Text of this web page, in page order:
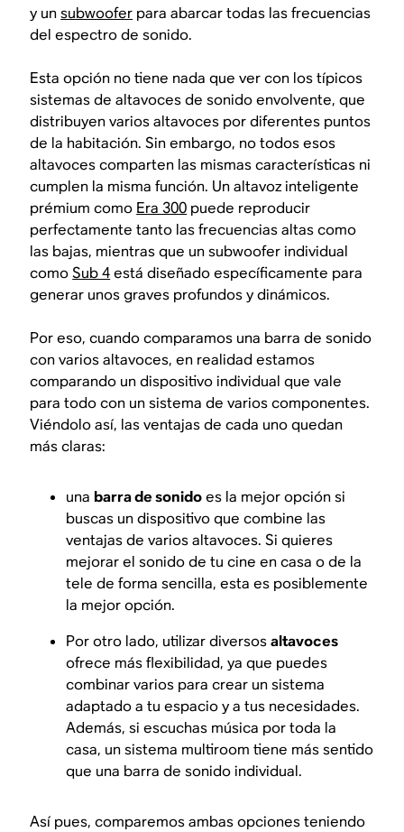
y unsubwoofer para abarcar todas las frecuencias
del espectro de sonido.
Esta opción no tiene nada que ver con los típicos
sistemas de altavoces de sonido envolvente, que
distribuyen varios altavoces por diferentes puntos
de la habitación. Sin embargo, no todos esos
altavoces comparten las mismas características ni
cumplen la misma función. Un altavoz inteligente
prémium como Era 300 puede reproducir
perfectamente tanto las frecuencias altas como
las bajas, mientras que un subwoofer individual
comoSub 4está diseñado específicamente para
generar unos graves profundos y dinámicos.
Por eso, cuando comparamos una barra de sonido
con varios altavoces, en realidad estamos
comparando un dispositivo individual que vale
para todo con un sistema de varios componentes.
Viéndolo así, las ventajas de cada uno quedan
más claras:
una barra de sonidoes la mejor opción si
buscas un dispositivo que combine las
ventajas de varios altavoces. Si quieres
mejorar el sonido de tu cine en casa o de la
tele de forma sencilla, esta es posiblemente
la mejor opción.
Por otro lado, utilizar diversosaltavoces
ofrece más flexibilidad, ya que puedes
combinar varios para crear un sistema
adaptado a tu espacio y a tus necesidades.
Además, si escuchas música por toda la
casa, un sistema multiroom tiene más sentido
que una barra de sonido individual.
Así pues, comparemos ambas opciones teniendo